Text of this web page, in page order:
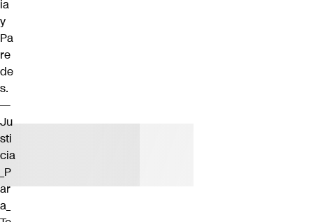
ia
y
Pa
re
de
s.
—
Ju
sti
cia
_P
ar
a_